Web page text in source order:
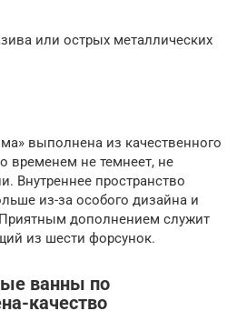
или острых металлических
выполнена из качественного
временем не темнеет, не
Внутреннее пространство
из-за особого дизайна и
Приятным дополнением служит
из шести форсунок.
ванны по
качество